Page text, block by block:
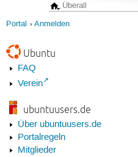
Portal Anmelden
Ubuntu
FAQ
Verein
ubuntuusers.de
Über ubuntuusers.de
Portalregeln
Mitglieder